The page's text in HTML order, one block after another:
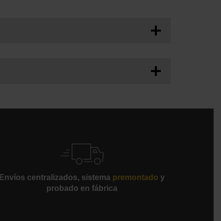
Envíos centralizados, sistema premontado y
probado en fábrica